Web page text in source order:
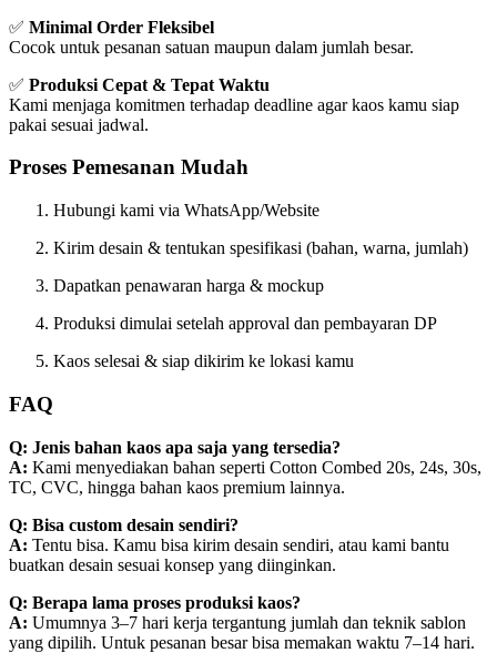
✅ Minimal Order Fleksibel
Cocok untuk pesanan satuan maupun dalam jumlah besar.
✅ Produksi Cepat & Tepat Waktu
Kami menjaga komitmen terhadap deadline agar kaos kamu siap
pakai sesuai jadwal.
Proses Pemesanan Mudah
Hubungi kami via WhatsApp/Website
Kirim desain & tentukan spesifikasi (bahan, warna, jumlah)
Dapatkan penawaran harga & mockup
Produksi dimulai setelah approval dan pembayaran DP
Kaos selesai & siap dikirim ke lokasi kamu
FAQ
Q: Jenis bahan kaos apa saja yang tersedia?
A: Kami menyediakan bahan seperti Cotton Combed 20s, 24s, 30s,
TC, CVC, hingga bahan kaos premium lainnya.
Q: Bisa custom desain sendiri?
A: Tentu bisa. Kamu bisa kirim desain sendiri, atau kami bantu
buatkan desain sesuai konsep yang diinginkan.
Q: Berapa lama proses produksi kaos?
A: Umumnya 3–7 hari kerja tergantung jumlah dan teknik sablon
yang dipilih. Untuk pesanan besar bisa memakan waktu 7–14 hari.